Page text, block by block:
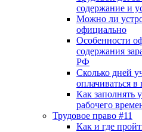
содержание и
Можно ли
официально
Особенности
содержания
РФ
Сколько дней
оплачиваться
Как заполнять
рабочего
Трудовое право #11
Как и где